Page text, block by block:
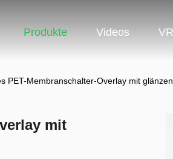
Produkte Videos
PET-Membranschalter-Overlay mit
mit